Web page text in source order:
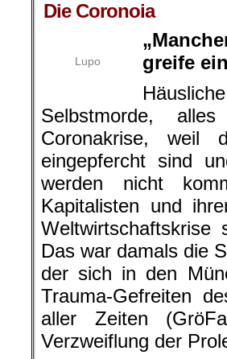
Die Coronoia
Lupo
greife
Selbstmorde,
Coronakrise, weil
eingepfercht sind
werden nicht
Kapitalisten und
Das war damals die
der sich in den
Trauma-Gefreiten
aller Zeiten
Verzweiflung der